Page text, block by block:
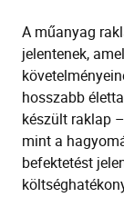
A műanyag
jelentenek,
hosszabb
készült raklap
mint a
befektetést